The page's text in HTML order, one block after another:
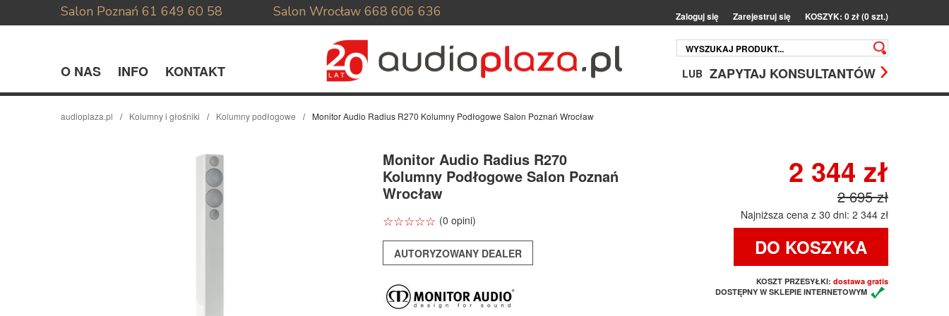
Salon Poznań 61 649 60 58 Salon Wrocław 668 606 636 Zaloguj się Zarejestruj się KOSZYK: 0 zł (0 szt.)
O NAS INFO KONTAKT LUB ZAPYTAJ KONSULTANTÓW
audioplaza.pl Kolumny i głośniki Kolumny podłogowe Monitor Audio Radius R270 Kolumny Podłogowe Salon Poznań Wrocław
Monitor Audio Radius R270
Kolumny Podłogowe Salon Poznań
Wrocław
☆☆☆☆☆
★★★★★ (0 opini)
AUTORYZOWANY DEALER
2 344 zł
2 695 zł
Najniższa cena z 30 dni: 2 344 zł
DO KOSZYKA
KOSZT PRZESYŁKI: dostawa gratis
DOSTĘPNY W SKLEPIE INTERNETOWYM